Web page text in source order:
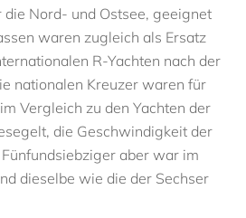
Nord- und Ostsee, geeignet
waren zugleich als Ersatz
R-Yachten nach der
nationalen Kreuzer waren für
Vergleich zu den Yachten der
die Geschwindigkeit der
aber war im
dieselbe wie die der Sechser